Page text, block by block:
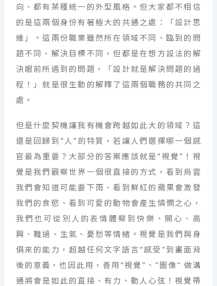
向、都有某種統一的外型風格。但大家都不相信
的是這兩個身份有著極大的共通之處：「設計思
維」。這兩份職業雖然所在領域不同、臨到的問
題不同、解決目標不同，但都是在想方設法的解
決眼前所遇到的問題，「設計就是解決問題的過
程！」就是很生動的解釋了這兩個職務的共同之
處。
但是什麼契機讓我有機會跨越如此大的領域？這
還是回歸到“人”的特質，若讓人們選擇哪一個感
官最為重要？大部分的答案應該就是“視覺”！視
覺是我們觀察世界一個很直接的方式，看到烏雲
我們會知道可能要下雨、看到鮮紅的蘋果會激發
我們的食慾、看到可愛的動物會產生憐憫之心，
我們也可從別人的表情體察到快樂、開心、高
興、難過、生氣、憂愁等情緒。視覺是我們與身
俱來的能力，超越任何文字語言“感受”到畫面背
後的意義，也因此用，善用“視覺”、”圖像“ 做溝
通將會是如此的直接、有力、動人心弦！視覺帶